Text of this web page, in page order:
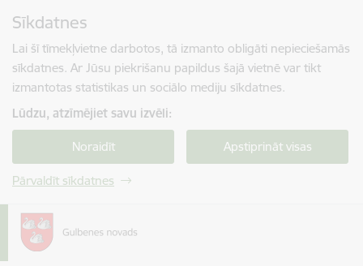
Sīkdatnes
Lai šī tīmekļvietne darbotos, tā izmanto obligāti nepieciešamās
sīkdatnes. Ar Jūsu piekrišanu papildus šajā vietnē var tikt
izmantotas statistikas un sociālo mediju sīkdatnes.
Lūdzu, atzīmējiet savu izvēli:
Noraidīt Apstiprināt visas
Pārvaldīt sīkdatnes